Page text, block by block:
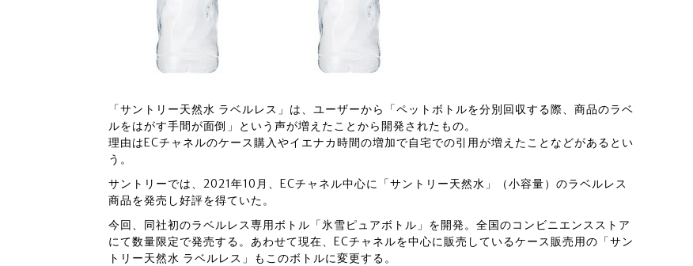
「サントリー天然水 ラベルレス」は、ユーザーから「ペットボトルを分別回収する際、商品のラベ
ルをはがす手間が面倒」という声が増えたことから開発されたもの。
理由はECチャネルのケース購入やイエナカ時間の増加で自宅での引用が増えたことなどがあるとい
う。
サントリーでは、2021年10月、ECチャネル中心に「サントリー天然水」（小容量）のラベルレス
商品を発売し好評を得ていた。
今回、同社初のラベルレス専用ボトル「氷雪ピュアボトル」を開発。全国のコンビニエンスストア
にて数量限定で発売する。あわせて現在、ECチャネルを中心に販売しているケース販売用の「サン
トリー天然水 ラベルレス」もこのボトルに変更する。